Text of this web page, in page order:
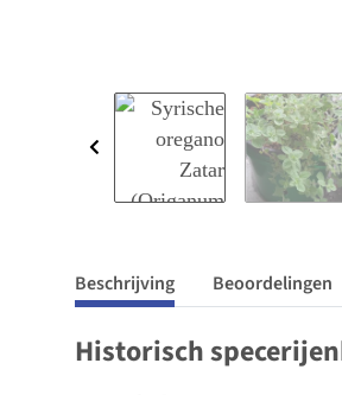
Beschrijving Beoordelingen
Historisch